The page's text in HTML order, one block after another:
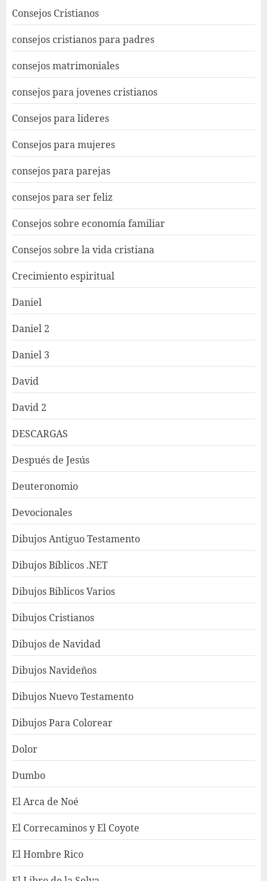
Consejos Cristianos
consejos cristianos para padres
consejos matrimoniales
consejos para jovenes cristianos
Consejos para lideres
Consejos para mujeres
consejos para parejas
consejos para ser feliz
Consejos sobre economía familiar
Consejos sobre la vida cristiana
Crecimiento espiritual
Daniel
Daniel 2
Daniel 3
David
David 2
DESCARGAS
Después de Jesús
Deuteronomio
Devocionales
Dibujos Antiguo Testamento
Dibujos Bíblicos .NET
Dibujos Biblicos Varios
Dibujos Cristianos
Dibujos de Navidad
Dibujos Navideños
Dibujos Nuevo Testamento
Dibujos Para Colorear
Dolor
Dumbo
El Arca de Noé
El Correcaminos y El Coyote
El Hombre Rico